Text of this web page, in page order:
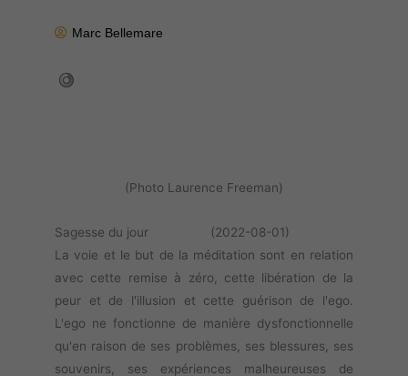
Marc Bellemare
(Photo Laurence Freeman)
Sagesse du jour (2022-08-01)
La voie et le but de la méditation sont en relation
avec cette remise à zéro, cette libération de la
peur et de l'illusion et cette guérison de l'ego.
L'ego ne fonctionne de manière dysfonctionnelle
qu'en raison de ses problèmes, ses blessures, ses
souvenirs, ses expériences malheureuses de